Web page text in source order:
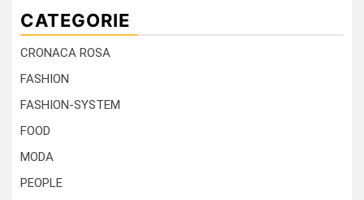
CATEGORIE
CRONACA ROSA
FASHION
FASHION-SYSTEM
FOOD
MODA
PEOPLE